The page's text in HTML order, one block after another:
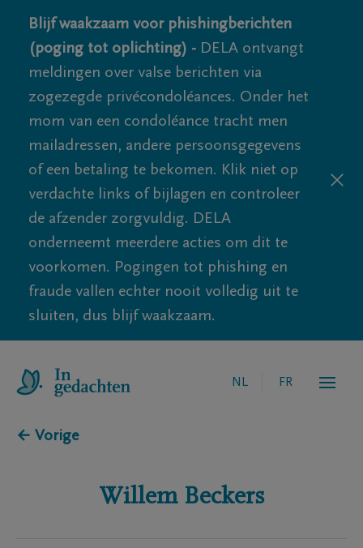
Blijf waakzaam voor phishingberichten
(poging tot oplichting) - DELA ontvangt
meldingen over valse berichten via
zogezegde privécondoléances. Onder het
mom van een condoléance tracht men
mailadressen, andere persoonsgegevens
of een betaling te bekomen. Klik niet op
verdachte links of bijlagen en controleer
de afzender zorgvuldig. DELA
onderneemt meerdere acties om dit te
voorkomen. Pogingen tot phishing en
fraude vallen echter nooit volledig uit te
sluiten, dus blijf waakzaam.
NL FR
← Vorige
Willem Beckers